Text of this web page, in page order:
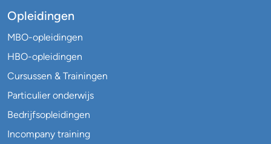
Opleidingen
MBO-opleidingen
HBO-opleidingen
Cursussen & Trainingen
Particulier onderwijs
Bedrijfsopleidingen
Incompany training